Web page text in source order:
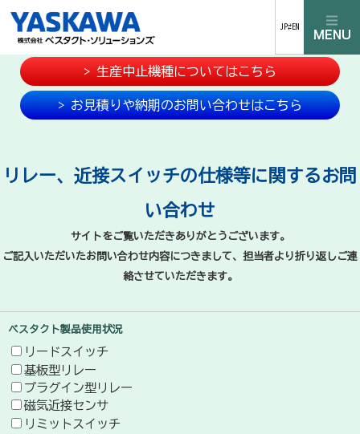
JP⇄EN
> 生産中止機種についてはこちら
> お見積りや納期のお問い合わせはこちら
リレー、近接スイッチの仕様等に関するお問
い合わせ
サイトをご覧いただきありがとうございます。
ご記入いただいたお問い合わせ内容につきまして、担当者より折り返しご連
絡させていただきます。
ベスタクト製品使用状況
リードスイッチ
基板型リレー
プラグイン型リレー
磁気近接センサ
リミットスイッチ